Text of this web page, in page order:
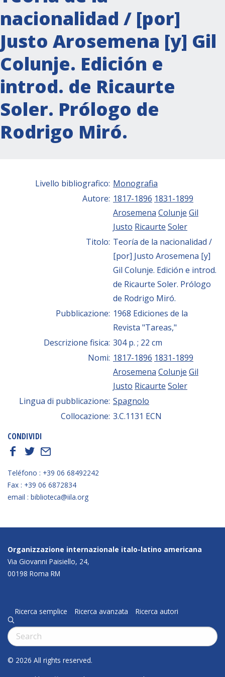
nacionalidad / [por]
Justo Arosemena [y] Gil
Colunje. Edición e
introd. de Ricaurte
Soler. Prólogo de
Rodrigo Miró.
Livello bibliografico: Monografia
Autore: 1817-1896 1831-1899
Arosemena Colunje Gil
Justo Ricaurte Soler
Titolo: Teoría de la nacionalidad /
[por] Justo Arosemena [y]
Gil Colunje. Edición e introd.
de Ricaurte Soler. Prólogo
de Rodrigo Miró.
Pubblicazione: 1968 Ediciones de la
Revista "Tareas,"
Descrizione fisica: 304 p. ; 22 cm
Nomi: 1817-1896 1831-1899
Arosemena Colunje Gil
Justo Ricaurte Soler
Lingua di pubblicazione: Spagnolo
Collocazione: 3.C.1131 ECN
CONDIVIDI
f
t E
Teléfono : +39 06 68492242
Fax : +39 06 6872834
email : biblioteca@iila.org
Organizzazione internazionale italo-latino americana
Via Giovanni Paisiello, 24,
00198 Roma RM
Ricerca semplice Ricerca avanzata Ricerca autori
q
Cerca:
© 2026 All rights reserved.